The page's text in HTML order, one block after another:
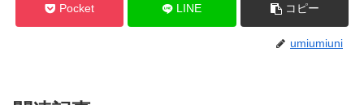
Pocket LINE コピー
umiumiuni